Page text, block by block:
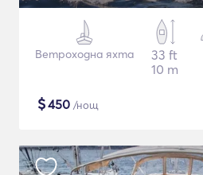
Ветроходна яхта
33 ft
10 m
$450 /нощ